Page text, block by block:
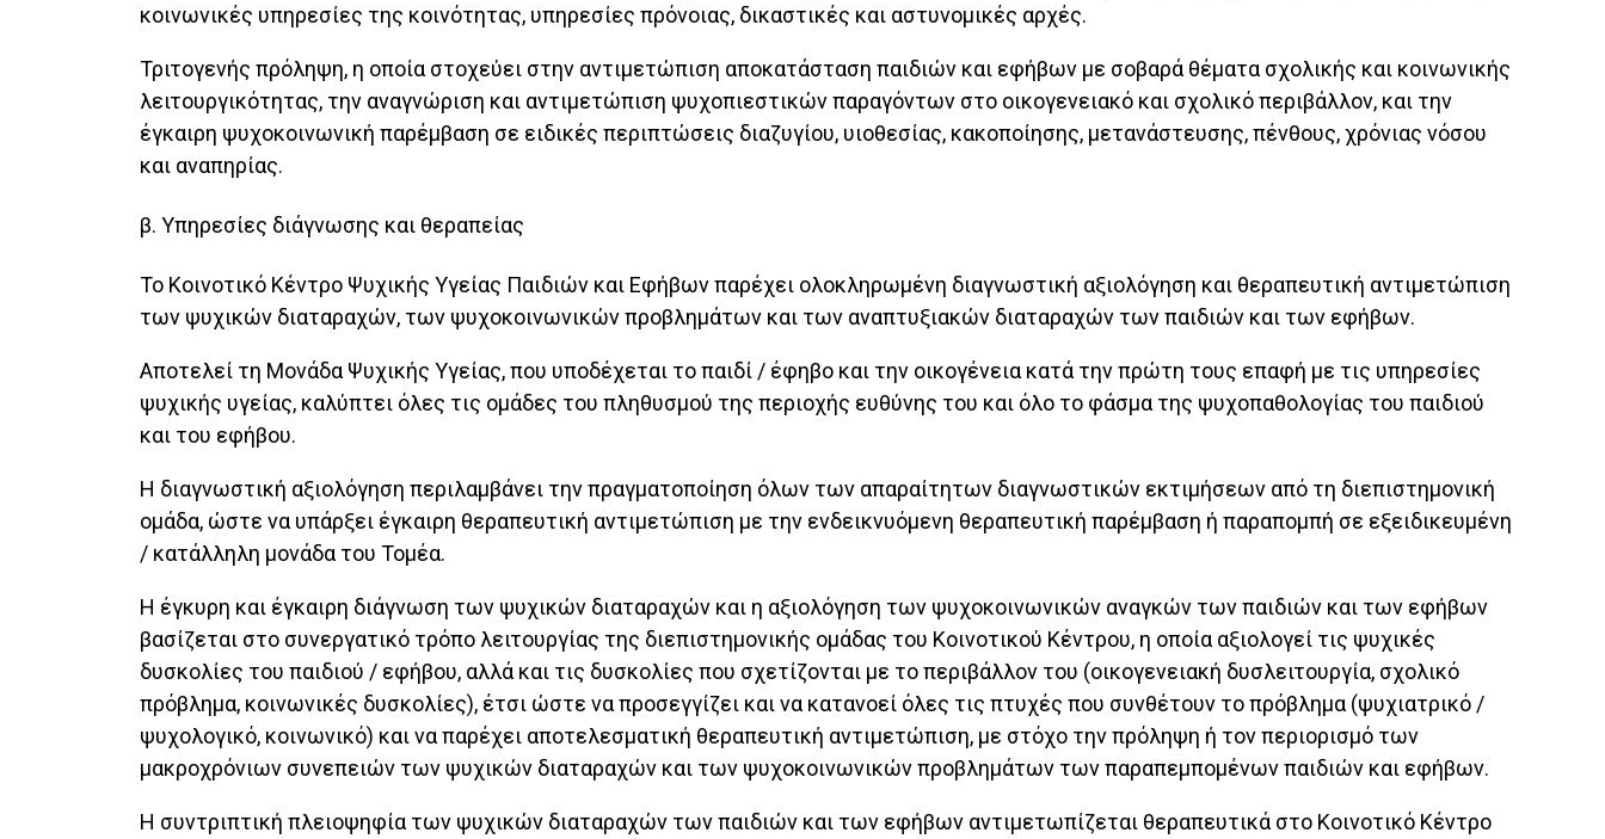
κοινωνικές υπηρεσίες της κοινότητας, υπηρεσίες πρόνοιας, δικαστικές και αστυνομικές αρχές.
Τριτογενής πρόληψη, η οποία στοχεύει στην αντιμετώπιση αποκατάσταση παιδιών και εφήβων με σοβαρά θέματα σχολικής και κοινωνικής
λειτουργικότητας, την αναγνώριση και αντιμετώπιση ψυχοπιεστικών παραγόντων στο οικογενειακό και σχολικό περιβάλλον, και την
έγκαιρη ψυχοκοινωνική παρέμβαση σε ειδικές περιπτώσεις διαζυγίου, υιοθεσίας, κακοποίησης, μετανάστευσης, πένθους, χρόνιας νόσου
και αναπηρίας.
β. Υπηρεσίες διάγνωσης και θεραπείας
Το Κοινοτικό Κέντρο Ψυχικής Υγείας Παιδιών και Εφήβων παρέχει ολοκληρωμένη διαγνωστική αξιολόγηση και θεραπευτική αντιμετώπιση
των ψυχικών διαταραχών, των ψυχοκοινωνικών προβλημάτων και των αναπτυξιακών διαταραχών των παιδιών και των εφήβων.
Αποτελεί τη Μονάδα Ψυχικής Υγείας, που υποδέχεται το παιδί / έφηβο και την οικογένεια κατά την πρώτη τους επαφή με τις υπηρεσίες
ψυχικής υγείας, καλύπτει όλες τις ομάδες του πληθυσμού της περιοχής ευθύνης του και όλο το φάσμα της ψυχοπαθολογίας του παιδιού
και του εφήβου.
Η διαγνωστική αξιολόγηση περιλαμβάνει την πραγματοποίηση όλων των απαραίτητων διαγνωστικών εκτιμήσεων από τη διεπιστημονική
ομάδα, ώστε να υπάρξει έγκαιρη θεραπευτική αντιμετώπιση με την ενδεικνυόμενη θεραπευτική παρέμβαση ή παραπομπή σε εξειδικευμένη
/ κατάλληλη μονάδα του Τομέα.
Η έγκυρη και έγκαιρη διάγνωση των ψυχικών διαταραχών και η αξιολόγηση των ψυχοκοινωνικών αναγκών των παιδιών και των εφήβων
βασίζεται στο συνεργατικό τρόπο λειτουργίας της διεπιστημονικής ομάδας του Κοινοτικού Κέντρου, η οποία αξιολογεί τις ψυχικές
δυσκολίες του παιδιού / εφήβου, αλλά και τις δυσκολίες που σχετίζονται με το περιβάλλον του (οικογενειακή δυσλειτουργία, σχολικό
πρόβλημα, κοινωνικές δυσκολίες), έτσι ώστε να προσεγγίζει και να κατανοεί όλες τις πτυχές που συνθέτουν το πρόβλημα (ψυχιατρικό /
ψυχολογικό, κοινωνικό) και να παρέχει αποτελεσματική θεραπευτική αντιμετώπιση, με στόχο την πρόληψη ή τον περιορισμό των
μακροχρόνιων συνεπειών των ψυχικών διαταραχών και των ψυχοκοινωνικών προβλημάτων των παραπεμπομένων παιδιών και εφήβων.
Η συντριπτική πλειοψηφία των ψυχικών διαταραχών των παιδιών και των εφήβων αντιμετωπίζεται θεραπευτικά στο Κοινοτικό Κέντρο